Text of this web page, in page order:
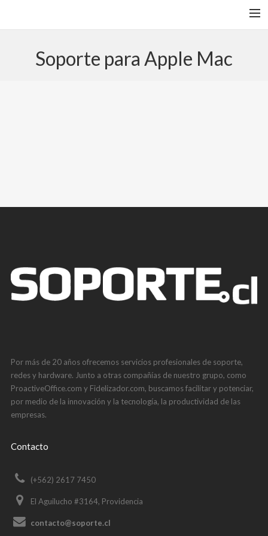
Soporte para Apple Mac
Por más de 20 años ofrecemos servicios profesionales de soporte,
redes y hardware. Junto a otras compañías de nuestro grupo, como
ProactiveOffice.com y Fidelizador.com, buscamos facilitar y potenciar,
por medio de la innovación y la tecnología, la productividad de las
empresas.
Contacto
(+562) 2617 7450
El Aguilucho #3164, Providencia
contacto@soporte.cl